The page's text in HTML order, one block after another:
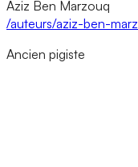
Aziz Ben Marzouq
/auteurs/aziz-ben-
Ancien pigiste